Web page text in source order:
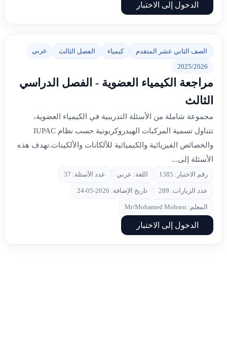
الدخول إلى الاختبار
الصف الثاني عشر المتقدم كيمياء الفصل الثالث عربي
2025/2026
مراجعة الكيمياء العضوية - الفصل الدراسي
الثالث
مجموعة شاملة من الأسئلة التدريبية في الكيمياء العضوية،
تتناول تسمية المركبات الهيدروكربونية حسب نظام IUPAC
والخصائص الفيزيائية والكيميائية للألكانات والألكينات.تهدف هذه
الأسئلة إلى...
رقم الاختبار: 1385 اللغة: عربي عدد الأسئلة: 37
عدد الزيارات: 289 تاريخ الإضافة: 2026-05-24
المعلم: Mr/Mohamed Mohsen
الدخول إلى الاختبار